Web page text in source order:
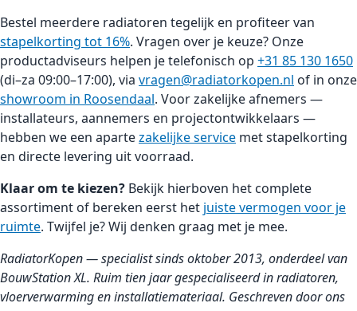
Bestel meerdere radiatoren tegelijk en profiteer van
stapelkorting tot 16%. Vragen over je keuze? Onze
productadviseurs helpen je telefonisch op +31 85 130 1650
(di–za 09:00–17:00), via vragen@radiatorkopen.nl of in onze
showroom in Roosendaal. Voor zakelijke afnemers —
installateurs, aannemers en projectontwikkelaars —
hebben we een apartezakelijke service met stapelkorting
en directe levering uit voorraad.
Klaar om te kiezen? Bekijk hierboven het complete
assortiment of bereken eerst het juiste vermogen voor je
ruimte. Twijfel je? Wij denken graag met je mee.
RadiatorKopen — specialist sinds oktober 2013, onderdeel van
BouwStation XL. Ruim tien jaar gespecialiseerd in radiatoren,
vloerverwarming en installatiemateriaal. Geschreven door ons